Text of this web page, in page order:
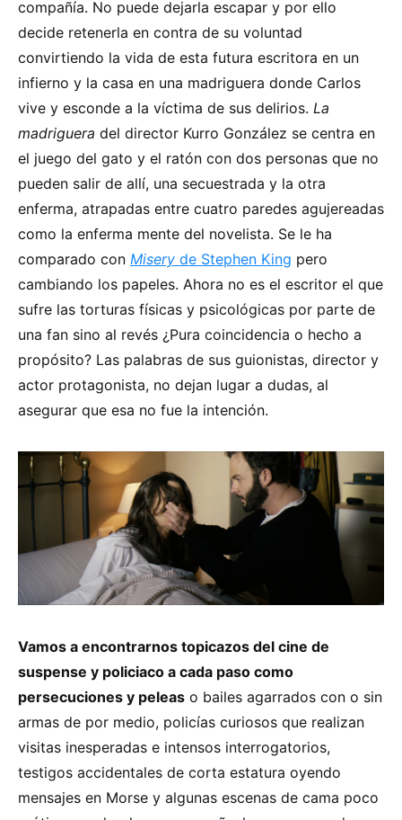
compañía. No puede dejarla escapar y por ello
decide retenerla en contra de su voluntad
convirtiendo la vida de esta futura escritora en un
infierno y la casa en una madriguera donde Carlos
vive y esconde a la víctima de sus delirios. La
madriguera del director Kurro González se centra en
el juego del gato y el ratón con dos personas que no
pueden salir de allí, una secuestrada y la otra
enferma, atrapadas entre cuatro paredes agujereadas
como la enferma mente del novelista. Se le ha
comparado con Misery de Stephen King pero
cambiando los papeles. Ahora no es el escritor el que
sufre las torturas físicas y psicológicas por parte de
una fan sino al revés ¿Pura coincidencia o hecho a
propósito? Las palabras de sus guionistas, director y
actor protagonista, no dejan lugar a dudas, al
asegurar que esa no fue la intención.
Vamos a encontrarnos topicazos del cine de
suspense y policiaco a cada paso como
persecuciones y peleas o bailes agarrados con o sin
armas de por medio, policías curiosos que realizan
visitas inesperadas e intensos interrogatorios,
testigos accidentales de corta estatura oyendo
mensajes en Morse y algunas escenas de cama poco